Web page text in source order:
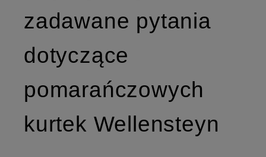
zadawane pytania
dotyczące
pomarańczowych
kurtek Wellensteyn